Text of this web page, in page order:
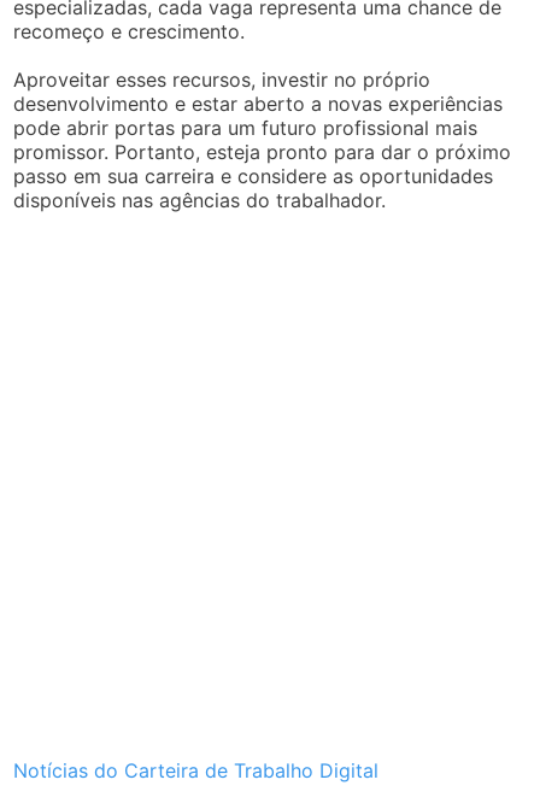
especializadas, cada vaga representa uma chance de
recomeço e crescimento.
Aproveitar esses recursos, investir no próprio
desenvolvimento e estar aberto a novas experiências
pode abrir portas para um futuro profissional mais
promissor. Portanto, esteja pronto para dar o próximo
passo em sua carreira e considere as oportunidades
disponíveis nas agências do trabalhador.
Notícias do Carteira de Trabalho Digital